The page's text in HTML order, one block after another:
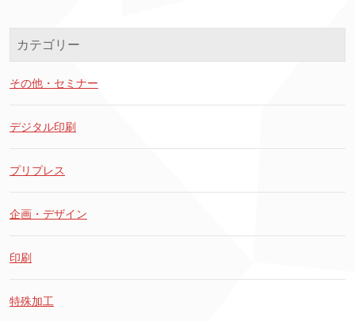
カテゴリー
その他・セミナー
デジタル印刷
プリプレス
企画・デザイン
印刷
特殊加工